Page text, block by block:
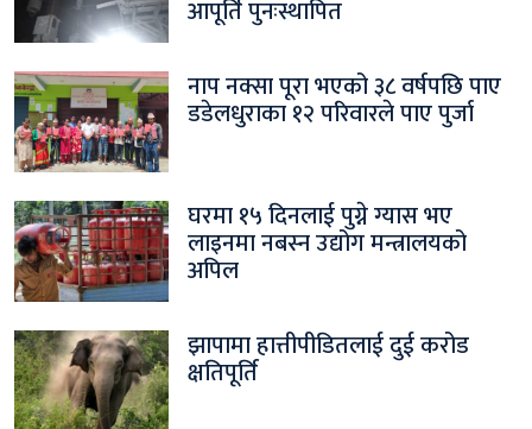
आपूर्ति पुनःस्थापित
नाप नक्सा पूरा भएको ३८ वर्षपछि पाए
डडेलधुराका १२ परिवारले पाए पुर्जा
घरमा १५ दिनलाई पुग्ने ग्यास भए
लाइनमा नबस्न उद्योग मन्त्रालयको
अपिल
झापामा हात्तीपीडितलाई दुई करोड
क्षतिपूर्ति